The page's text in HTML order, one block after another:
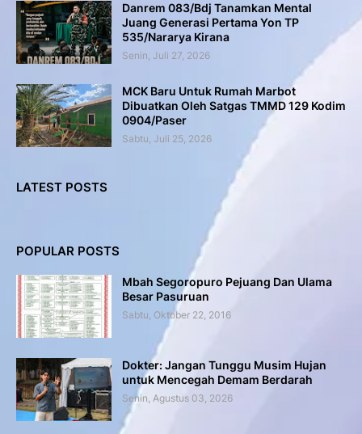
Danrem 083/Bdj Tanamkan Mental
Juang Generasi Pertama Yon TP
535/Nararya Kirana
Senin, Juli 27, 2026
MCK Baru Untuk Rumah Marbot
Dibuatkan Oleh Satgas TMMD 129 Kodim
0904/Paser
Sabtu, Juli 25, 2026
LATEST POSTS
POPULAR POSTS
Mbah Segoropuro Pejuang Dan Ulama
Besar Pasuruan
Sabtu, Oktober 22, 2016
Dokter: Jangan Tunggu Musim Hujan
untuk Mencegah Demam Berdarah
Senin, Agustus 03, 2026